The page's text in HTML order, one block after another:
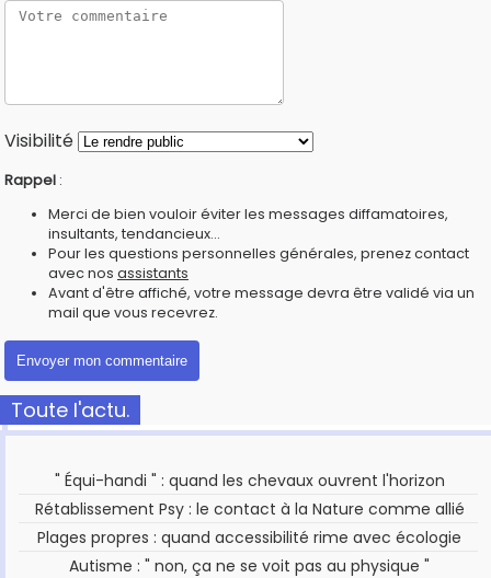
Visibilité
Rappel :
Merci de bien vouloir éviter les messages diffamatoires,
insultants, tendancieux...
Pour les questions personnelles générales, prenez contact
avec nos assistants
Avant d'être affiché, votre message devra être validé via un
mail que vous recevrez.
Toute l'actu.
" Équi-handi " : quand les chevaux ouvrent l'horizon
Rétablissement Psy : le contact à la Nature comme allié
Plages propres : quand accessibilité rime avec écologie
Autisme : " non, ça ne se voit pas au physique "